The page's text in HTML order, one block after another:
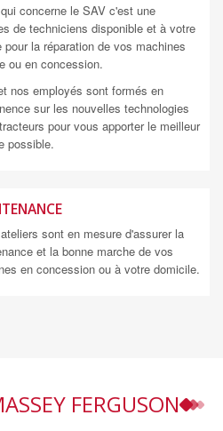
concerne le SAV c'est une
de techniciens disponible et à votre
pour la réparation de vos machines
ou en concession.
nos employés sont formés en
sur les nouvelles technologies
pour vous apporter le meilleur
possible.
sont en mesure d'assurer la
et la bonne marche de vos
en concession ou à votre domicile.
FERGUSON